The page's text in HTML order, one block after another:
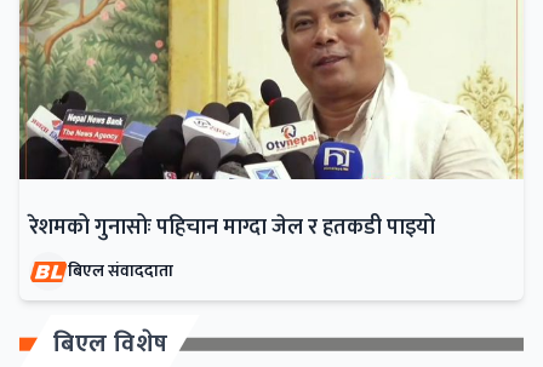
रेशमको गुनासोः पहिचान माग्दा जेल र हतकडी पाइयो
बिएल संवाददाता
बिएल विशेष